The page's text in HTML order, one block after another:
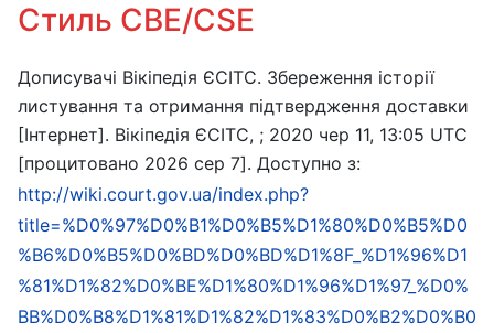
Стиль CBE/CSE
Дописувачі Вікіпедія ЄСІТС. Збереження історії
листування та отримання підтвердження доставки
[Інтернет]. Вікіпедія ЄСІТС, ; 2020 чер 11, 13:05 UTC
[процитовано 2026 сер 7]. Доступно з:
http://wiki.court.gov.ua/index.php?
title=%D0%97%D0%B1%D0%B5%D1%80%D0%B5%D0
%B6%D0%B5%D0%BD%D0%BD%D1%8F_%D1%96%D1
%81%D1%82%D0%BE%D1%80%D1%96%D1%97_%D0%
BB%D0%B8%D1%81%D1%82%D1%83%D0%B2%D0%B0